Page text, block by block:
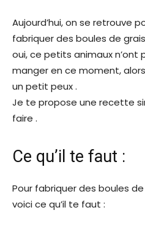
Aujourd’hui, on se retrouve
fabriquer des boules de
oui, ce petits animaux
manger en ce moment,
un petit peux .
Je te propose une recette
faire .
Ce qu’il te faut :
Pour fabriquer des boules
voici ce qu’il te faut :